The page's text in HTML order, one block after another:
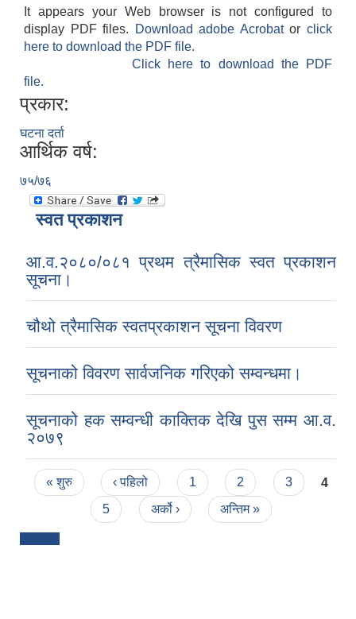
It appears your Web browser is not configured to
display PDF files.
Download adobe Acrobatorclick
here to download the PDF file.
Click here to download the PDF
file.
प्रकार:
घटना दर्ता
आर्थिक वर्ष:
७५/७६
स्वत प्रकाशन
आ.व.२०८०/०८१ प्रथम त्रैमासिक स्वत प्रकाशन
सूचना।
चौथो त्रैमासिक स्वतप्रकाशन सूचना विवरण
सूचनाको विवरण सार्वजनिक गरिएको सम्वन्धमा।
सूचनाको हक सम्वन्धी काक्तिक देखि पुस सम्म आ.व.
२०७९
Pages
« शुरु ‹ पहिलो 1 2 3
4
5
अर्को › अन्तिम »